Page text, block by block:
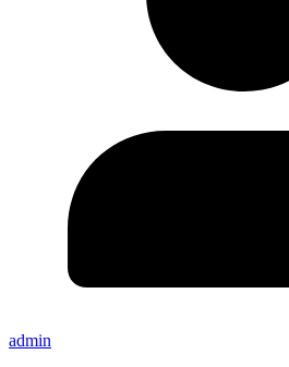
admin